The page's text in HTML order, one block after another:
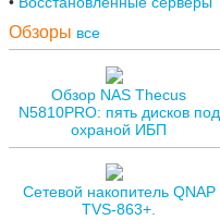
Обзоры все
Обзор NAS Thecus
N5810PRO: пять дисков под
охраной ИБП
Сетевой накопитель QNAP
TVS-863+.